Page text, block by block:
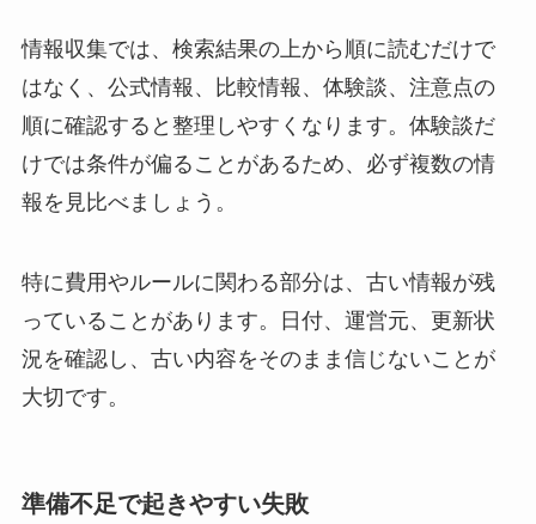
情報収集では、検索結果の上から順に読むだけで
はなく、公式情報、比較情報、体験談、注意点の
順に確認すると整理しやすくなります。体験談だ
けでは条件が偏ることがあるため、必ず複数の情
報を見比べましょう。
特に費用やルールに関わる部分は、古い情報が残
っていることがあります。日付、運営元、更新状
況を確認し、古い内容をそのまま信じないことが
大切です。
準備不足で起きやすい失敗